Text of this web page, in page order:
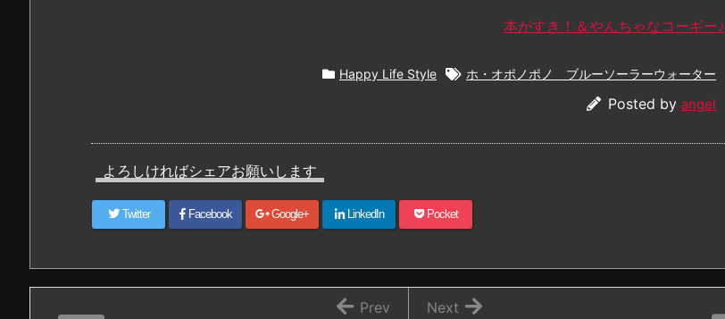
本がすき！＆やんちゃなコーギー♪
Happy Life Style ホ・オポノポノ ブルーソーラーウォーター
Posted by angel
よろしければシェアお願いします
Twitter Facebook Google+ LinkedIn Pocket
Next
Prev